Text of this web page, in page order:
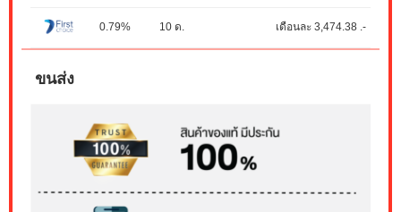
0.79% 10 ด. เดือนละ 3,474.38 .-
ขนส่ง